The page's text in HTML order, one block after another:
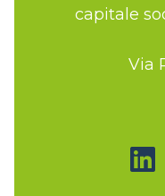
capitale
Via